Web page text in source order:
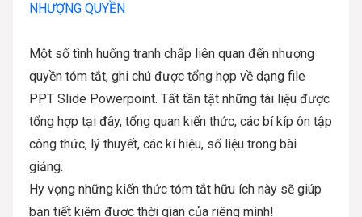
NHƯỢNG QUYỀN
Một số tình huống tranh chấp liên quan đến nhượng
quyền tóm tắt, ghi chú được tổng hợp về dạng file
PPT Slide Powerpoint. Tất tần tật những tài liệu được
tổng hợp tại đây, tổng quan kiến thức, các bí kíp ôn tập
công thức, lý thuyết, các kí hiệu, số liệu trong bài
giảng.
Hy vọng những kiến thức tóm tắt hữu ích này sẽ giúp
bạn tiết kiệm được thời gian của riêng mình!